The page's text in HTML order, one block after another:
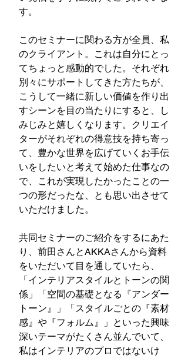
す。
このセミナーに関わる方が全員、私
のクライアント。これは自分にとっ
てちょっと感動的でした。それぞれ
別々にサポートしてきた方たちが、
こうして一緒に新しい価値を作り出
すシーンを目の当たりにすると、し
みじみと嬉しくなります。クリエイ
ターがそれぞれの得意技を持ち寄っ
て、豊かな世界を広げていくお手伝
いをしたいと考えて始めた仕事なの
で、これが実現したかったことの一
つの形だったな、とも思い出させて
いただけました。
共同セミナーのご紹介をするにあた
り、前田さんとAKKAさんから資料
をいただいて目を通していたら、
「インテリアスタイルとトーンの関
係」「空間の基礎となる『アンダー
トーン』」「スタイルごとの『素材
感』や『フォルム』」といった興味
深いテーマがたくさん並んでいて、
私はインテリアのプロではないけ